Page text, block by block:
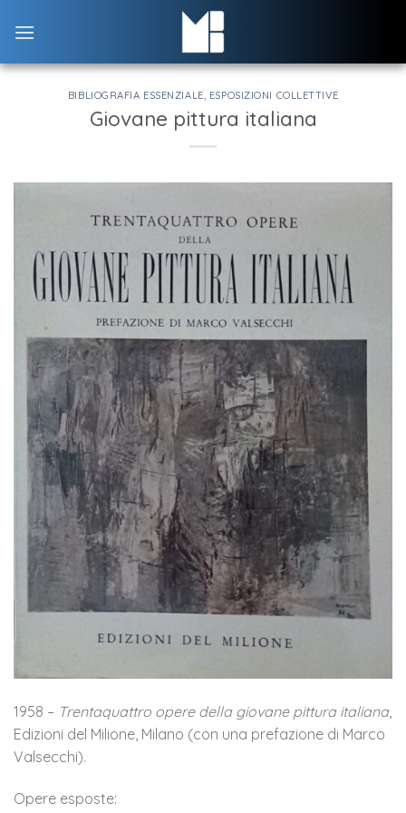
BIBLIOGRAFIA ESSENZIALE, ESPOSIZIONI COLLETTIVE
Giovane pittura italiana
1958 – Trentaquattro opere della giovane pittura italiana,
Edizioni del Milione, Milano (con una prefazione di Marco
Valsecchi).
Opere esposte: